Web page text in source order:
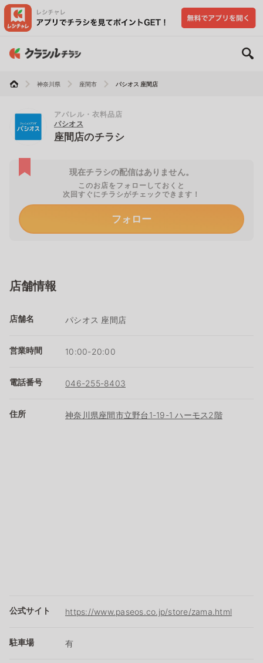
神奈川県 座間市 パシオス 座間店
アパレル・衣料品店
パシオス
座間店のチラシ
現在チラシの配信はありません。
このお店をフォローしておくと
次回すぐにチラシがチェックできます！
フォロー
店舗情報
店舗名 パシオス 座間店
営業時間 10:00-20:00
電話番号 046-255-8403
住所 神奈川県座間市立野台1-19-1 ハーモス2階
公式サイト https://www.paseos.co.jp/store/zama.html
駐車場 有